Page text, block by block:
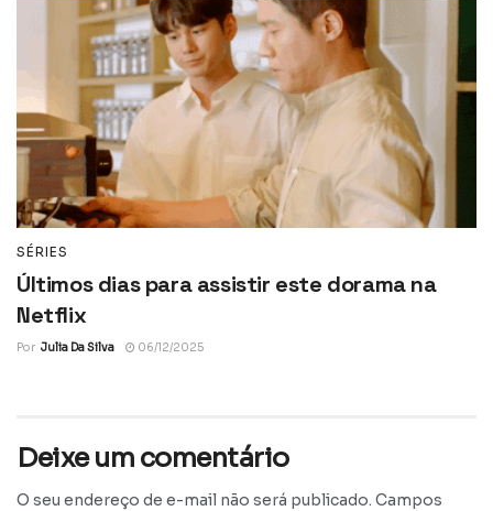
SÉRIES
Últimos dias para assistir este dorama na
Netflix
Por Julia Da Silva 06/12/2025
Deixe um comentário
O seu endereço de e-mail não será publicado. Campos